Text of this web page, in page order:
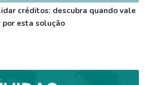
créditos: descubra quando vale
por esta solução